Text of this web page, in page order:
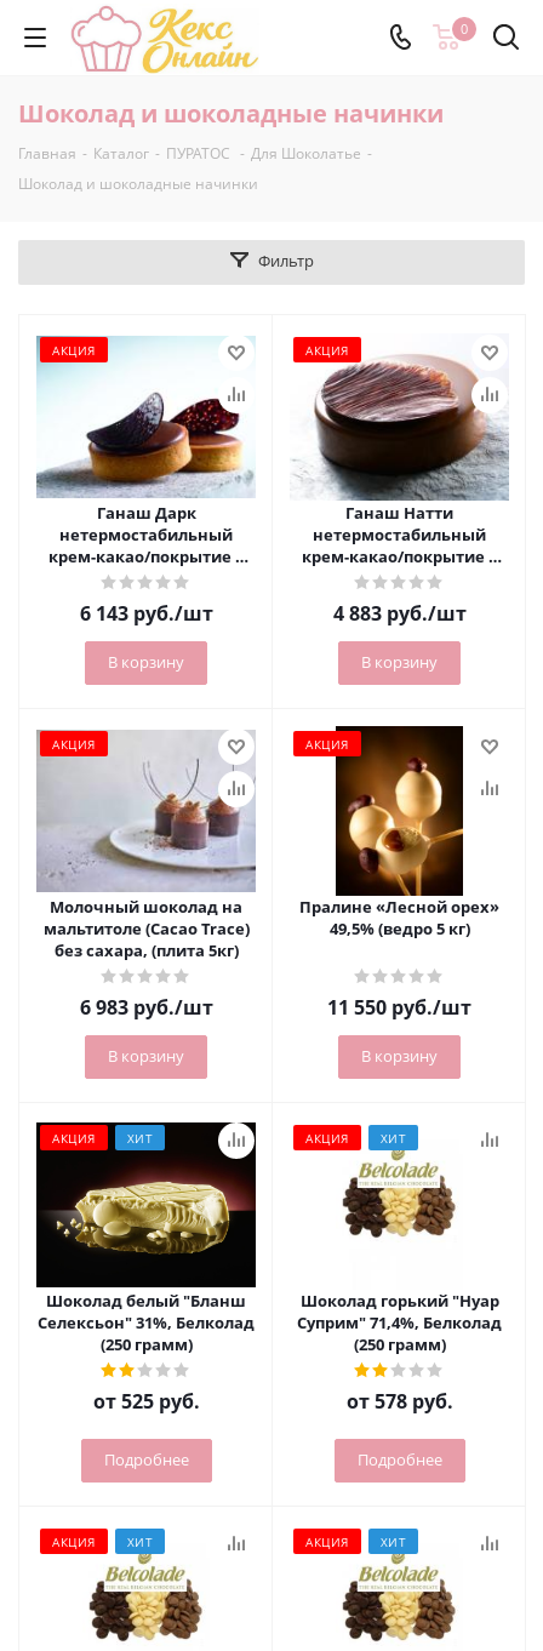
0
Шоколад и шоколадные начинки
Главная - Каталог - ПУРАТОС - Для Шоколатье -
Шоколад и шоколадные начинки
Фильтр
АКЦИЯ
Ганаш Дарк
нетермостабильный
крем-какао/покрытие с
шоколадным вкусом
(ведро 12 кг)
6 143руб./шт
В корзину
АКЦИЯ
Ганаш Натти
нетермостабильный
крем-какао/покрытие с
шоколадно-ореховым
вкусом (ведро 12 кг)
4 883руб./шт
В корзину
АКЦИЯ
Молочный шоколад на
мальтитоле (Cacao Trace)
без сахара, (плита 5кг)
6 983руб./шт
В корзину
АКЦИЯ
Пралине «Лесной орех»
49,5% (ведро 5 кг)
11 550 руб./шт
В корзину
АКЦИЯ ХИТ
Шоколад белый "Бланш
Селексьон" 31%, Белколад
(250 грамм)
от525 руб.
Подробнее
АКЦИЯ ХИТ
Шоколад горький "Нуар
Суприм" 71,4%, Белколад
(250 грамм)
от578 руб.
Подробнее
АКЦИЯ ХИТ АКЦИЯ ХИТ